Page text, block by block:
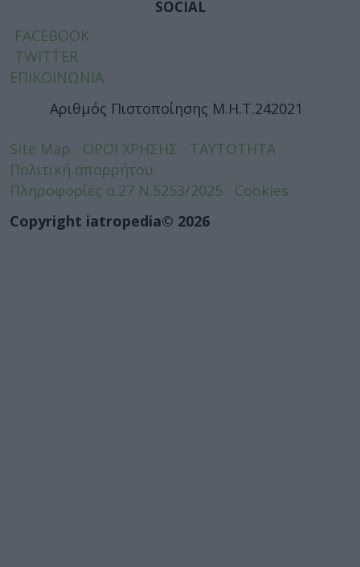
SOCIAL
FACEBOOK
TWITTER
ΕΠΙΚΟΙΝΩΝΙΑ
Αριθμός Πιστοποίησης Μ.Η.Τ.242021
Site Map ΟΡΟΙ ΧΡΗΣΗΣ
ΤΑΥΤΟΤΗΤΑ
Πολιτική απορρήτου
Πληροφορίες α.27 Ν.5253/2025
Cookies
Copyright iatropedia© 2026